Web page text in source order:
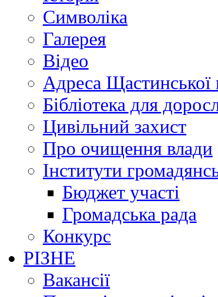
Символіка
Галерея
Відео
Адреса Щастинської
Бібліотека для
Цивільний захист
Про очищення влади
Інститути
Бюджет участі
Громадська рада
Конкурс
РІЗНЕ
Вакансії